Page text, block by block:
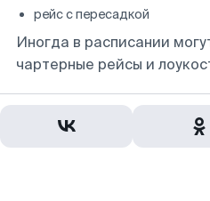
рейс с пересадкой
Иногда в расписании
чартерные рейсы и